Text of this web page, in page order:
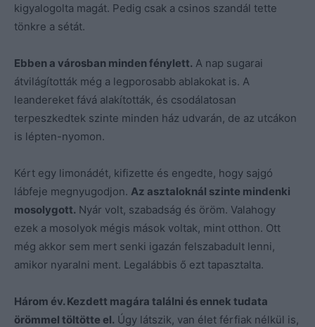
kigyalogolta magát. Pedig csak a csinos szandál tette
tönkre a sétát.
Ebben a városban minden fénylett. A nap sugarai
átvilágították még a legporosabb ablakokat is. A
leandereket fává alakították, és csodálatosan
terpeszkedtek szinte minden ház udvarán, de az utcákon
is lépten-nyomon.
Kért egy limonádét, kifizette és engedte, hogy sajgó
lábfeje megnyugodjon. Az asztaloknál szinte mindenki
mosolygott. Nyár volt, szabadság és öröm. Valahogy
ezek a mosolyok mégis mások voltak, mint otthon. Ott
még akkor sem mert senki igazán felszabadult lenni,
amikor nyaralni ment. Legalábbis ő ezt tapasztalta.
Három év. Kezdett magára találni és ennek tudata
örömmel töltötte el. Úgy látszik, van élet férfiak nélkül is,